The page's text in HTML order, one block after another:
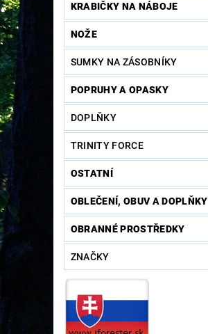
KRABIČKY NA NÁBOJE
NOŽE
SUMKY NA ZÁSOBNÍKY
POPRUHY A OPASKY
DOPLŇKY
TRINITY FORCE
OSTATNÍ
OBLEČENÍ, OBUV A DOPLŇKY
OBRANNÉ PROSTŘEDKY
ZNAČKY